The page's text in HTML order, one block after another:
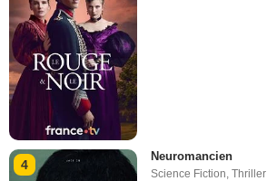
4
Neuromancien
Science Fiction ,Thriller